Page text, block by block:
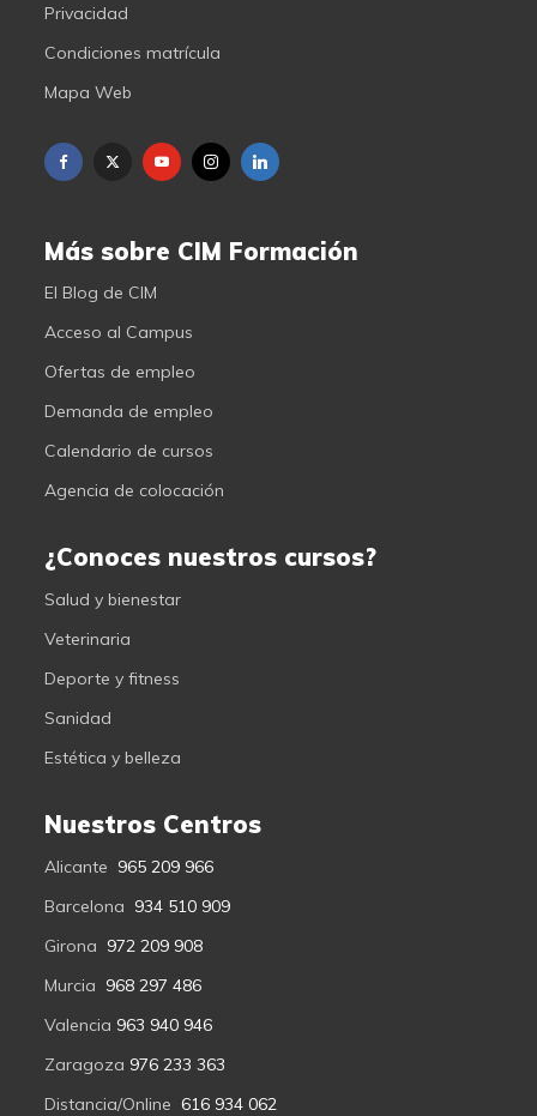
Privacidad
Condiciones matrícula
Mapa Web
Más sobre CIM Formación
El Blog de CIM
Acceso al Campus
Ofertas de empleo
Demanda de empleo
Calendario de cursos
Agencia de colocación
¿Conoces nuestros cursos?
Salud y bienestar
Veterinaria
Deporte y fitness
Sanidad
Estética y belleza
Nuestros Centros
Alicante 965 209 966
Barcelona 934 510 909
Girona 972 209 908
Murcia 968 297 486
Valencia 963 940 946
Zaragoza 976 233 363
Distancia/Online 616 934 062